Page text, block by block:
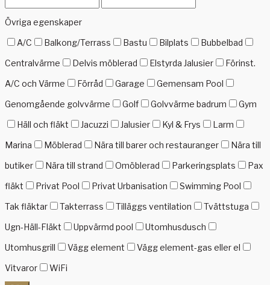
Övriga egenskaper
A/C
Balkong/Terrass Bastu Bilplats
Bubbelbad
Centralvärme
Delvis möblerad Elstyrda Jalusier
Förinst.
A/C och Värme
Förråd Garage
Gemensam Pool
Genomgående golvvärme
Golf Golvvärme badrum
Gym
Häll och fläkt
Jacuzzi Jalusier Kyl & Frys
Larm
Marina
Möblerad Nära till barer och restauranger
Nära till
butiker
Nära till strand Omöblerad Parkeringsplats
Pax
fläkt
Privat Pool Privat Urbanisation
Swimming Pool
Tak fläktar
Takterrass Tilläggs ventilation
Tvättstuga
Ugn-Häll-Fläkt
Uppvärmd pool
Utomhusdusch
Utomhusgrill
Vägg element
Vägg element-gas eller el
Vitvaror
WiFi